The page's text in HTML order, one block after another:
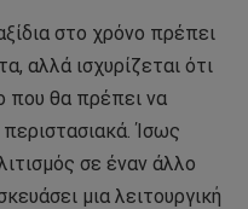
στο χρόνο πρέπει
αλλά ισχυρίζεται ότι
που θα πρέπει να
Ίσως
σε έναν άλλο
μια λειτουργική